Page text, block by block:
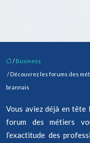
/ Business
/ Découvrez les forums des
brannais
Vous aviez déjà en tête
forum des métiers
l’exactitude des